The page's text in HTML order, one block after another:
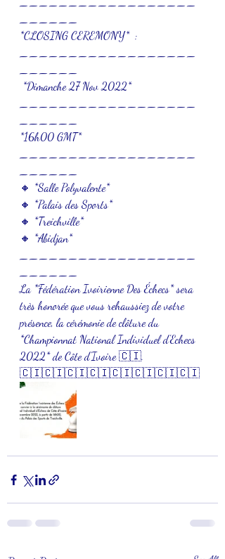
*CLOSING CEREMONY*  :
*Dimanche 27 Nov 2022*
*16h00 GMT*
🔸 *Salle Polyvalente*
🔸 *Palais des Sports*
🔸 *Treichville*
🔸 *Abidjan*
La *Fédération Ivoirienne Des Échecs* sera
très honorée que vous rehaussiez de votre
présence, la cérémonie de clôture du
*Championnat National Individuel d'Echecs
2022* de Côte d'Ivoire 🇨🇮.
🇨🇮🇨🇮🇨🇮🇨🇮🇨🇮🇨🇮🇨🇮🇨🇮